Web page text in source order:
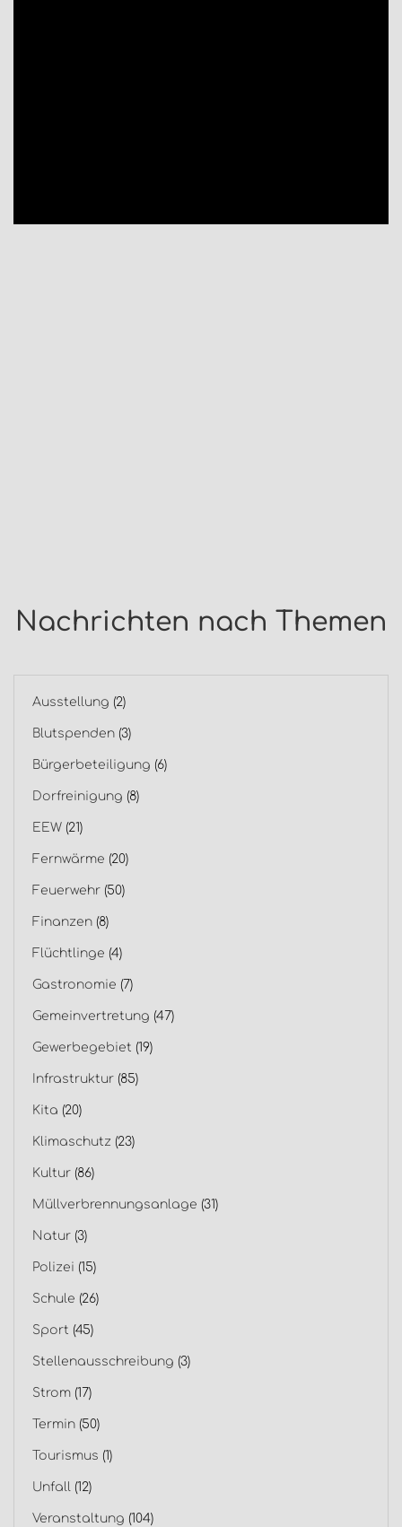
Nachrichten nach Themen
Ausstellung (2)
Blutspenden (3)
Bürgerbeteiligung (6)
Dorfreinigung (8)
EEW (21)
Fernwärme (20)
Feuerwehr (50)
Finanzen (8)
Flüchtlinge (4)
Gastronomie (7)
Gemeinvertretung (47)
Gewerbegebiet (19)
Infrastruktur (85)
Kita (20)
Klimaschutz (23)
Kultur (86)
Müllverbrennungsanlage (31)
Natur (3)
Polizei (15)
Schule (26)
Sport (45)
Stellenausschreibung (3)
Strom (17)
Termin (50)
Tourismus (1)
Unfall (12)
Veranstaltung (104)